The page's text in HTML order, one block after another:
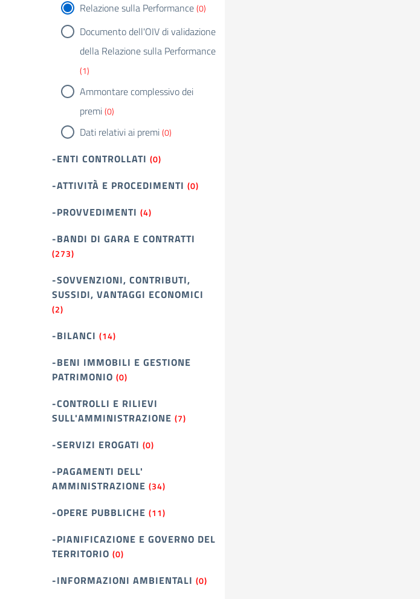
Relazione sulla Performance(0)
Documento dell'OIV di validazione
della Relazione sulla Performance
(1)
Ammontare complessivo dei
premi(0)
Dati relativi ai premi(0)
-ENTI CONTROLLATI (0)
-ATTIVITÀ E PROCEDIMENTI (0)
-PROVVEDIMENTI (4)
-BANDI DI GARA E CONTRATTI
(273)
-SOVVENZIONI, CONTRIBUTI,
SUSSIDI, VANTAGGI ECONOMICI
(2)
-BILANCI (14)
-BENI IMMOBILI E GESTIONE
PATRIMONIO (0)
-CONTROLLI E RILIEVI
SULL'AMMINISTRAZIONE (7)
-SERVIZI EROGATI (0)
-PAGAMENTI DELL'
AMMINISTRAZIONE (34)
-OPERE PUBBLICHE (11)
-PIANIFICAZIONE E GOVERNO DEL
TERRITORIO (0)
-INFORMAZIONI AMBIENTALI (0)